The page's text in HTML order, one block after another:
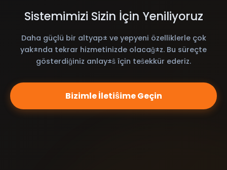
Sistemimizi Sizin İçin Yeniliyoruz
Daha güçlü bir altyap± ve yepyeni özelliklerle çok
yak±nda tekrar hizmetinizde olacaĝ±z. Bu süreçte
gösterdiĝiniz anlay±ŝ îçin teŝekkür ederiz.
Bizimle İletiŝime Geçin